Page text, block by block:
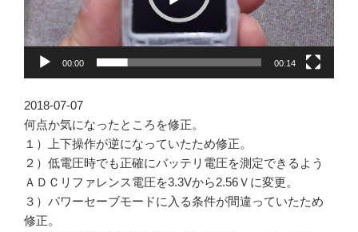
ヤ
ー
00:00 00:14
2018-07-07
何点か気になったところを修正。
１）上下操作が逆になっていたため修正。
２）低電圧時でも正確にバッテリ電圧を測定できるよう
ＡＤＣリファレンス電圧を3.3Vから2.56Ｖに変更。
３）パワーセーブモードに入る条件が間違っていたため
修正。